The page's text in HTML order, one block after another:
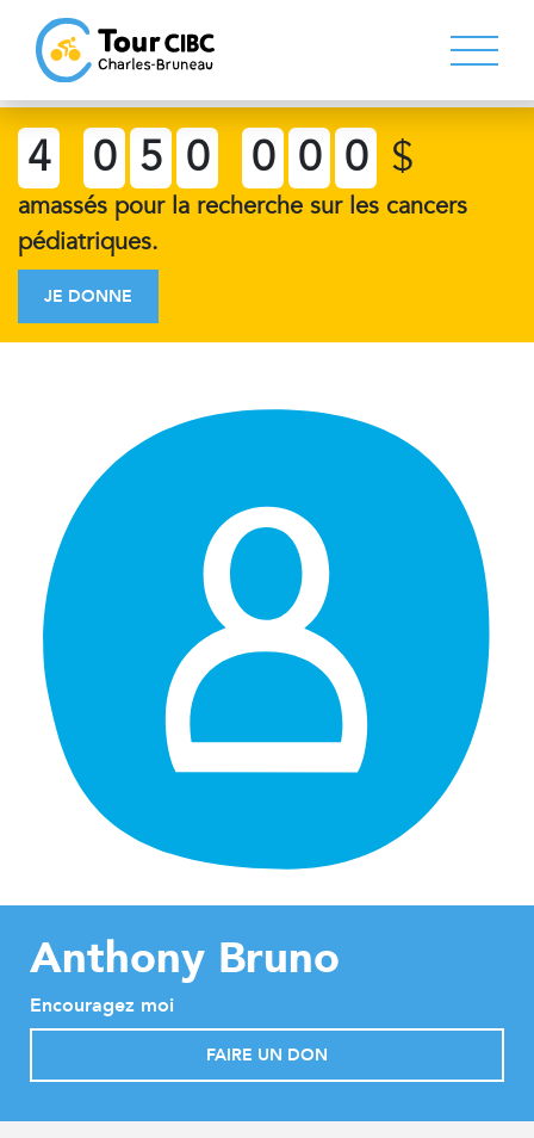
4 0 5 0 0 0 0 $
amassés pour la recherche sur les cancers
pédiatriques.
JE DONNE
Anthony Bruno
Encouragez moi
FAIRE UN DON